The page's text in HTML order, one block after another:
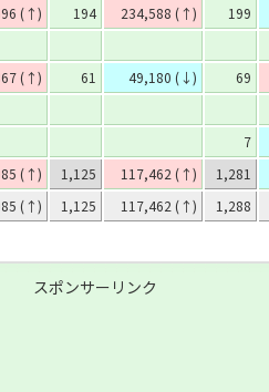
(↑) 194 234,588 (↑) 199
(↑) 61 49,180 (↓) 69
7
(↑) 1,125 117,462 (↑) 1,281
(↑) 1,125 117,462 (↑) 1,288
スポンサーリンク